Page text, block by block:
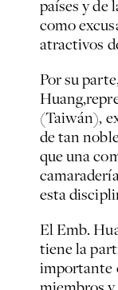
países y de
como
atractivos
Por su
(Taiwán),
de tan
que una
esta
El Emb.
tiene la
importante